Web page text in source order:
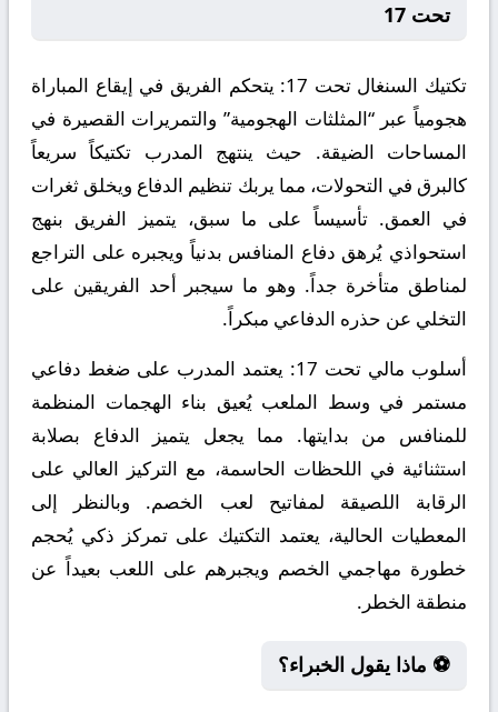
تحت 17
تكتيك السنغال تحت 17:
يتحكم الفريق في إيقاع المباراة
هجومياً عبر “المثلثات الهجومية” والتمريرات القصيرة في
المساحات الضيقة. حيث ينتهج المدرب تكتيكاً سريعاً
كالبرق في التحولات، مما يربك تنظيم الدفاع ويخلق ثغرات
في العمق. تأسيساً على ما سبق، يتميز الفريق بنهج
استحواذي يُرهق دفاع المنافس بدنياً ويجبره على التراجع
لمناطق متأخرة جداً. وهو ما سيجبر أحد الفريقين على
التخلي عن حذره الدفاعي مبكراً.
أسلوب مالي تحت 17:
يعتمد المدرب على ضغط دفاعي
مستمر في وسط الملعب يُعيق بناء الهجمات المنظمة
للمنافس من بدايتها. مما يجعل يتميز الدفاع بصلابة
استثنائية في اللحظات الحاسمة، مع التركيز العالي على
الرقابة اللصيقة لمفاتيح لعب الخصم. وبالنظر إلى
المعطيات الحالية، يعتمد التكتيك على تمركز ذكي يُحجم
خطورة مهاجمي الخصم ويجبرهم على اللعب بعيداً عن
منطقة الخطر.
⚽ ماذا يقول الخبراء؟